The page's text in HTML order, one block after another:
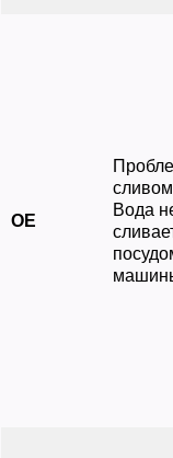
OE
Вода